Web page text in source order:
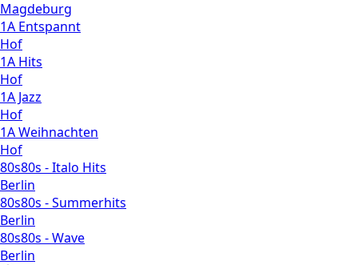
Magdeburg
1A Entspannt
Hof
1A Hits
Hof
1A Jazz
Hof
1A Weihnachten
Hof
80s80s - Italo Hits
Berlin
80s80s - Summerhits
Berlin
80s80s - Wave
Berlin